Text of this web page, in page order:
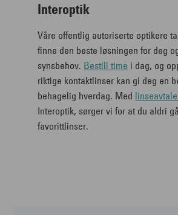
Interoptik
Våre offentlig autoriserte optikere
finne den beste løsningen for deg
synsbehov. Bestill time i dag, og
riktige kontaktlinser kan gi deg en
behagelig hverdag. Med
Interoptik, sørger vi for at du aldri
favorittlinser.